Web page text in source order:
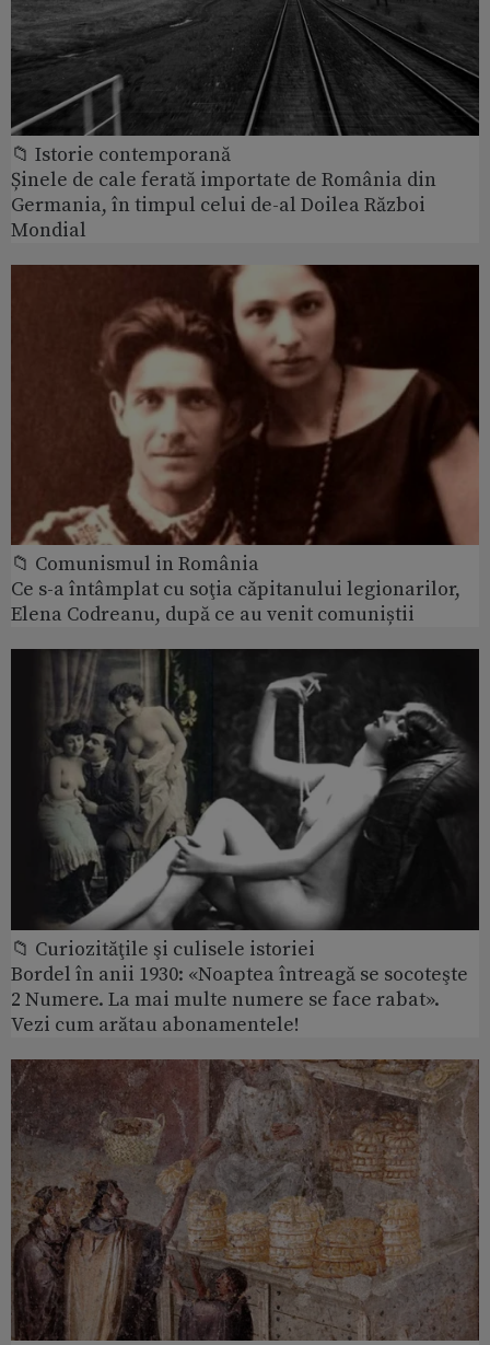
📁 Istorie contemporană
Șinele de cale ferată importate de România din
Germania, în timpul celui de-al Doilea Război
Mondial
📁 Comunismul in România
Ce s-a întâmplat cu soţia căpitanului legionarilor,
Elena Codreanu, după ce au venit comuniștii
📁 Curiozităţile şi culisele istoriei
Bordel în anii 1930: «Noaptea întreagă se socoteşte
2 Numere. La mai multe numere se face rabat».
Vezi cum arătau abonamentele!